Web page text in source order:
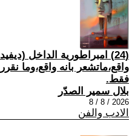
واقع،ماتشعر بانه واقع،وما
فقط.
بلال سمير الصدّر
2026 / 8 / 8
الادب والفن